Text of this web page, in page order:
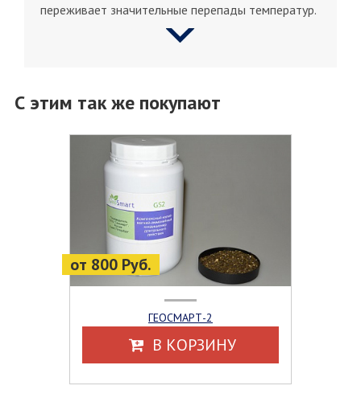
переживает значительные перепады температур.
С этим так же покупают
от 800 Руб.
ГЕОСМАРТ-2
В КОРЗИНУ